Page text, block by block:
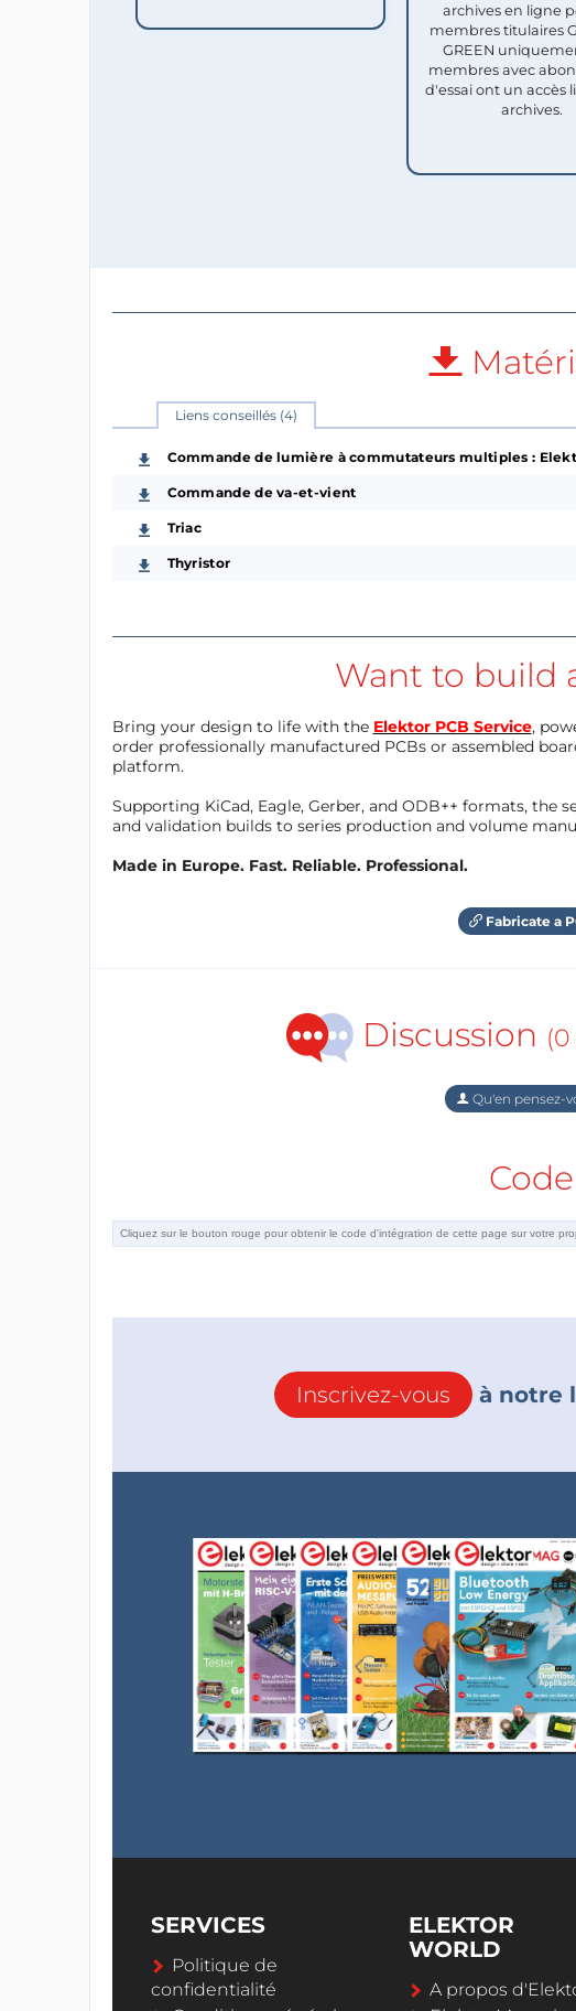
archives en ligne
membres titulaires
GREEN
membres avec
d'essai ont un accès
archives.
Liens conseillés (4)
Commande de lumière à commutateurs multiples :
Commande de va-et-vient
Triac
Thyristor
Want to build
Bring your design to life with the Elektor PCB Service,
order professionally manufactured PCBs or assembled
platform.
Supporting KiCad, Eagle, Gerber, and ODB++ formats,
and validation builds to series production and volume
Made in Europe. Fast. Reliable. Professional.
Fabricate a
Discussion
Qu'en pensez-
Code
Inscrivez-vous à notre
SERVICES
Politique de
confidentialité
ELEKTOR
WORLD
A propos